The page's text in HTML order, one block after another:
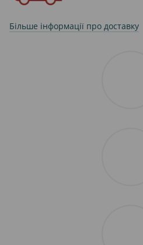
Більше інформації про доставку